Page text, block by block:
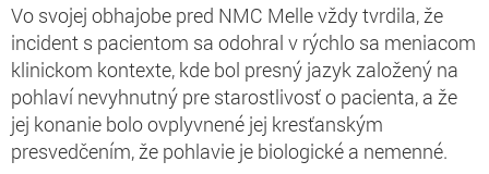
Vo svojej obhajobe pred NMC Melle vždy tvrdila, že
incident s pacientom sa odohral v rýchlo sa meniacom
klinickom kontexte, kde bol presný jazyk založený na
pohlaví nevyhnutný pre starostlivosť o pacienta, a že
jej konanie bolo ovplyvnené jej kresťanským
presvedčením, že pohlavie je biologické a nemenné.